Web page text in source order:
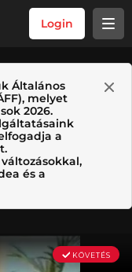
Login
Általános
melyet
2026.
a
és a